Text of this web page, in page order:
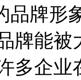
品牌形
牌能
多企